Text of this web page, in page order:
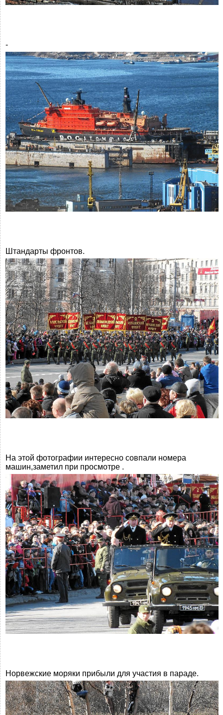
-
Штандарты фронтов.
На этой фотографии интересно совпали номера
машин,заметил при просмотре .
Норвежские моряки прибыли для участия в параде.